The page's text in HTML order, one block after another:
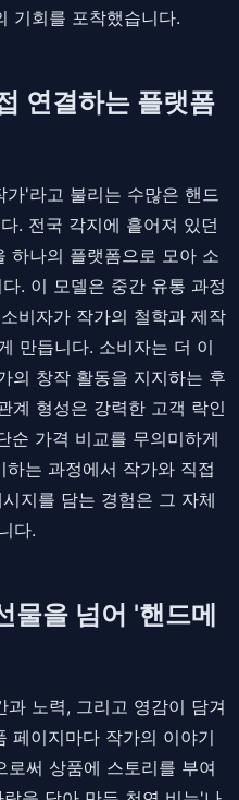
기회를 포착했습니다.
연결하는 플랫폼
'라고 불리는 수많은 핸드
. 전국 각지에 흩어져 있던
하나의 플랫폼으로 모아 소
. 이 모델은 중간 유통 과정
비자가 작가의 철학과 제작
만듭니다. 소비자는 더 이
의 창작 활동을 지지하는 후
계 형성은 강력한 고객 락인
순 가격 비교를 무의미하게
는 과정에서 작가와 직접
지를 담는 경험은 그 자체
다.
물을 넘어 '핸드메
과 노력, 그리고 영감이 담겨
페이지마다 작가의 이야기
써 상품에 스토리를 부여